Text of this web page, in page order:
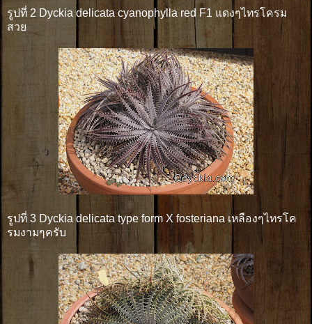
รูปที่ 2 Dyckia delicata cyanophylla red F1 แดงๆไทรโครม
สวย
รูปที่ 3 Dyckia delicata type form X fosteriana เหลืองๆไทรโค
รมงามๆครับ